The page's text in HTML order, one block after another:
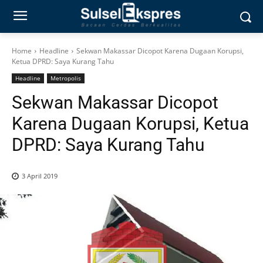
Home Headline
Sekwan Makassar Dicopot Karena Dugaan Korupsi,
Ketua DPRD: Saya Kurang Tahu
Headline Metropolis
Sekwan Makassar Dicopot
Karena Dugaan Korupsi, Ketua
DPRD: Saya Kurang Tahu
3 April 2019